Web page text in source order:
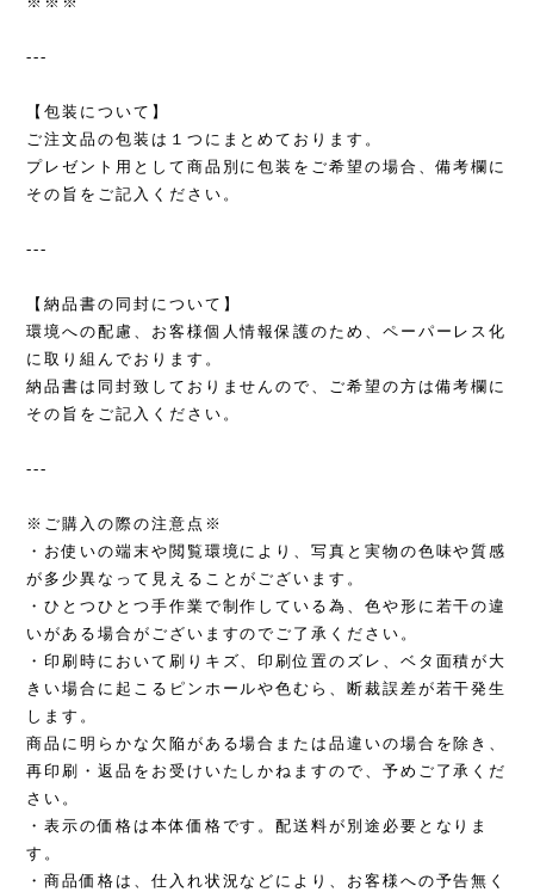
---
【包装について】
ご注文品の包装は１つにまとめております。
プレゼント用として商品別に包装をご希望の場合、備考欄に
その旨をご記入ください。
---
【納品書の同封について】
環境への配慮、お客様個人情報保護のため、ペーパーレス化
に取り組んでおります。
納品書は同封致しておりませんので、ご希望の方は備考欄に
その旨をご記入ください。
---
※ご購入の際の注意点※
・お使いの端末や閲覧環境により、写真と実物の色味や質感
が多少異なって見えることがございます。
・ひとつひとつ手作業で制作している為、色や形に若干の違
いがある場合がございますのでご了承ください。
・印刷時において刷りキズ、印刷位置のズレ、ベタ面積が大
きい場合に起こるピンホールや色むら、断裁誤差が若干発生
します。
商品に明らかな欠陥がある場合または品違いの場合を除き、
再印刷・返品をお受けいたしかねますので、予めご了承くだ
さい。
・表示の価格は本体価格です。配送料が別途必要となりま
す。
・商品価格は、仕入れ状況などにより、お客様への予告無く